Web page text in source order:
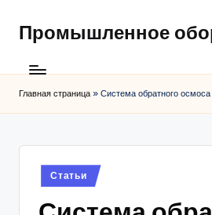
Промышленное
Главная страница » Система обратного
Posted
in
Статьи